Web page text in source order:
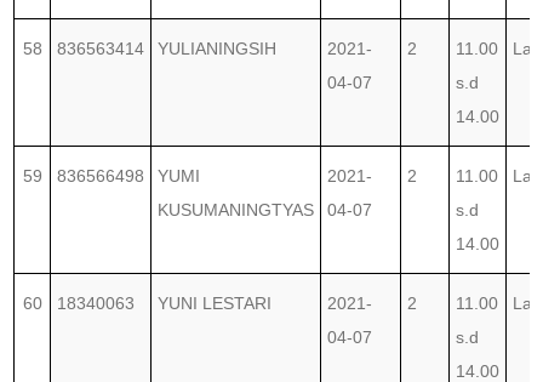
58 836563414 YULIANINGSIH
2021-
04-07
2
11.00
s.d
14.00
59 836566498
YUMI
KUSUMANINGTYAS
2021-
04-07
2
11.00
s.d
14.00
60 18340063 YUNI LESTARI
2021-
04-07
2
11.00
s.d
14.00